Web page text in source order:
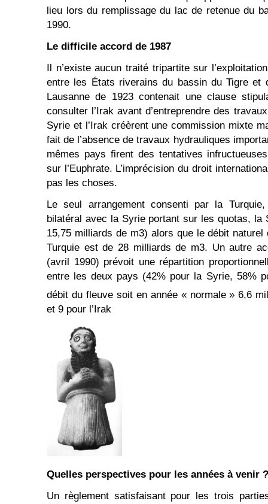
lieu lors du remplissage du lac de retenue du
1990.
Le difficile accord de 1987
Il n’existe aucun traité tripartite sur
entre les États riverains du bassin du Tigre et
Lausanne de 1923 contenait une clause
consulter l’Irak avant d’entreprendre des
Syrie et l’Irak créèrent une commission mixte
fait de l’absence de travaux hydrauliques
mêmes pays firent des tentatives
sur l’Euphrate. L’imprécision du droit
pas les choses.
Le seul arrangement consenti par la
bilatéral avec la Syrie portant sur les quotas, la
15,75 milliards de m3) alors que le débit naturel
Turquie est de 28 milliards de m3. Un autre
(avril 1990) prévoit une répartition
entre les deux pays (42% pour la Syrie, 58%
débit du fleuve soit en année « normale » 6,6
et 9 pour l’Irak
Quelles perspectives pour les années à venir ?
Un règlement satisfaisant pour les trois